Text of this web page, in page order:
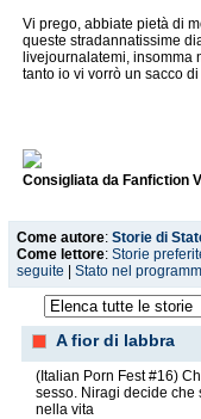
Vi prego, abbiate pietà di
queste stradannatissime
livejournalatemi, insomma
tanto io vi vorrò un sacco
Consigliata da Fanfiction
Vincitrice del concorso "è
Cho (D.Gray Man)
Premio speciale "Fic più
Fliyng Cho (D.Gray Man)
Come autore: Storie di
Come lettore: Storie
seguite
Stato nel
A fior di labbra
(Italian Porn Fest #16)
sesso. Niragi decide che
nella vita